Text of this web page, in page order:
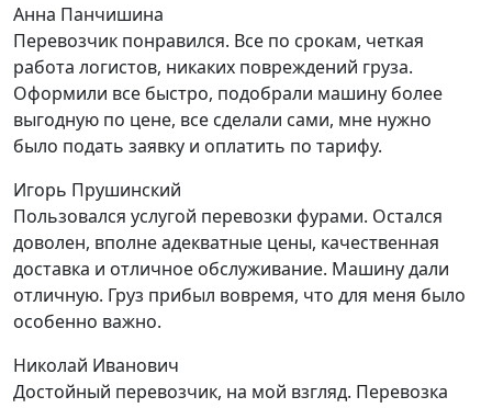
Анна Панчишина
Перевозчик понравился. Все по срокам, четкая
работа логистов, никаких повреждений груза.
Оформили все быстро, подобрали машину более
выгодную по цене, все сделали сами, мне нужно
было подать заявку и оплатить по тарифу.
Игорь Прушинский
Пользовался услугой перевозки фурами. Остался
доволен, вполне адекватные цены, качественная
доставка и отличное обслуживание. Машину дали
отличную. Груз прибыл вовремя, что для меня было
особенно важно.
Николай Иванович
Достойный перевозчик, на мой взгляд. Перевозка